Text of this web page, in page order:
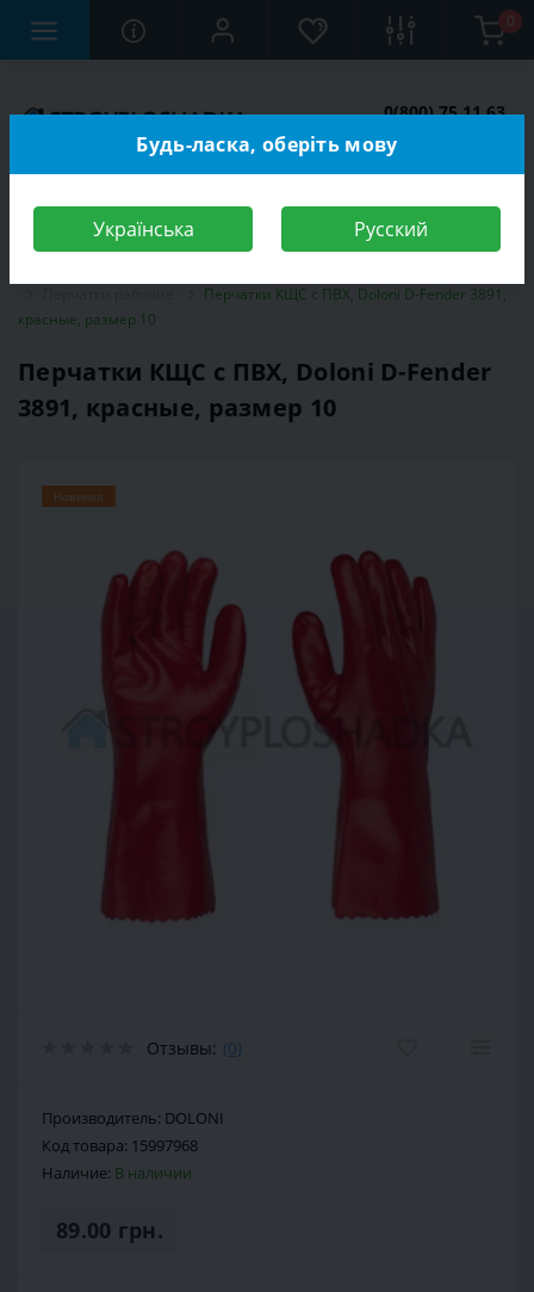
0
0(800) 75 11 63
Перчатки КЩС с ПВХ, Doloni D-Fender 3891,
красные, размер 10
Перчатки КЩС с ПВХ, Doloni D-Fender
3891, красные, размер 10
Новинка
Отзывы: (0)
Производитель: DOLONI
Код товара: 15997968
Наличие: В наличии
89.00 грн.
Будь-ласка, оберіть мову
Українська Русский